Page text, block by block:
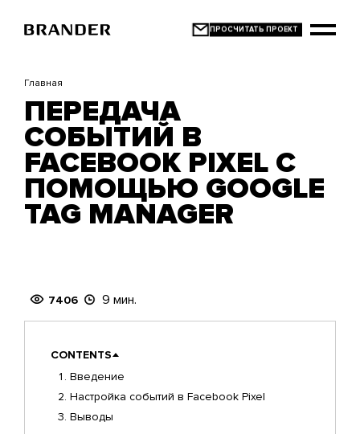
основному
Главная
ПЕРЕДАЧА
СОБЫТИЙ В
FACEBOOK PIXEL С
ПОМОЩЬЮ GOOGLE
TAG MANAGER
7406 9 мин.
CONTENTS
Введение
Настройка событий в Facebook Pixel
Выводы